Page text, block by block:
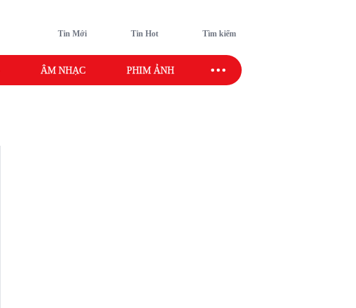
Tin Mới Tin Hot Tìm kiếm
ÂM NHẠC PHIM ẢNH SAO SPORT